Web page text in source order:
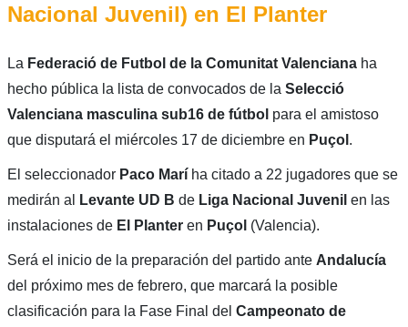
Nacional Juvenil) en El Planter
La Federació de Futbol de la Comunitat Valenciana ha
hecho pública la lista de convocados de la Selecció
Valenciana masculina sub16 de fútbol para el amistoso
que disputará el miércoles 17 de diciembre en Puçol .
El seleccionador Paco Maríha citado a 22 jugadores que se
medirán al
Levante UD B de Liga Nacional Juvenil en las
instalaciones de El Planteren Puçol (Valencia).
Será el inicio de la preparación del partido ante Andalucía
del próximo mes de febrero, que marcará la posible
clasificación para la Fase Final del Campeonato de